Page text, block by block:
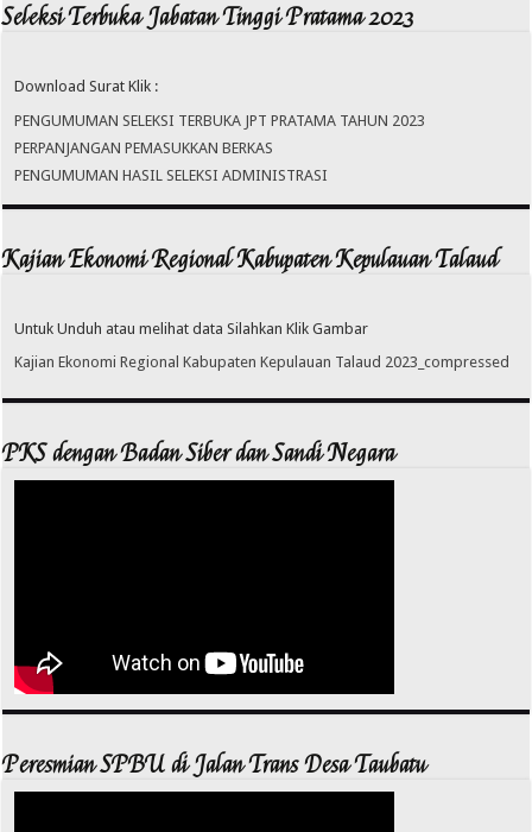
Seleksi Terbuka Jabatan Tinggi Pratama 2023
Download Surat Klik :
PENGUMUMAN SELEKSI TERBUKA JPT PRATAMA TAHUN 2023
PERPANJANGAN PEMASUKKAN BERKAS
PENGUMUMAN HASIL SELEKSI ADMINISTRASI
Kajian Ekonomi Regional Kabupaten Kepulauan Talaud
Untuk Unduh atau melihat data Silahkan Klik Gambar
Kajian Ekonomi Regional Kabupaten Kepulauan Talaud 2023_compressed
PKS dengan Badan Siber dan Sandi Negara
Peresmian SPBU di Jalan Trans Desa Taubatu